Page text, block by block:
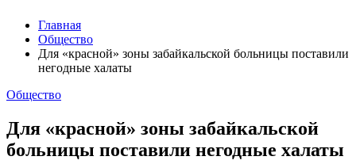
Главная
Общество
Для «красной» зоны забайкальской больницы поставили
негодные халаты
Общество
Для «красной» зоны забайкальской
больницы поставили негодные халаты